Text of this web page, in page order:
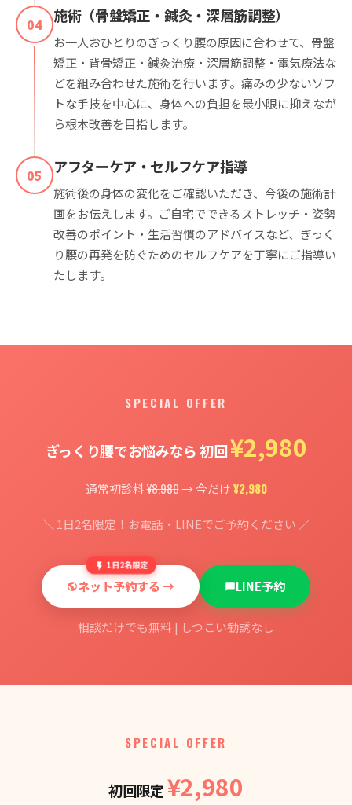
04 施術（骨盤矯正・鍼灸・深層筋調整）
お一人おひとりのぎっくり腰の原因に合わせて、骨盤
矯正・背骨矯正・鍼灸治療・深層筋調整・電気療法な
どを組み合わせた施術を行います。痛みの少ないソフ
トな手技を中心に、身体への負担を最小限に抑えなが
ら根本改善を目指します。
05 アフターケア・セルフケア指導
施術後の身体の変化をご確認いただき、今後の施術計
画をお伝えします。ご自宅でできるストレッチ・姿勢
改善のポイント・生活習慣のアドバイスなど、ぎっく
り腰の再発を防ぐためのセルフケアを丁寧にご指導い
たします。
SPECIAL OFFER
ぎっくり腰でお悩みなら 初回¥2,980
通常初診料¥8,980→ 今だけ¥2,980
＼ 1日2名限定！お電話・LINEでご予約ください ／
1日2名限定
ネット予約する → LINE予約
相談だけでも無料 | しつこい勧誘なし
SPECIAL OFFER
初回限定¥2,980